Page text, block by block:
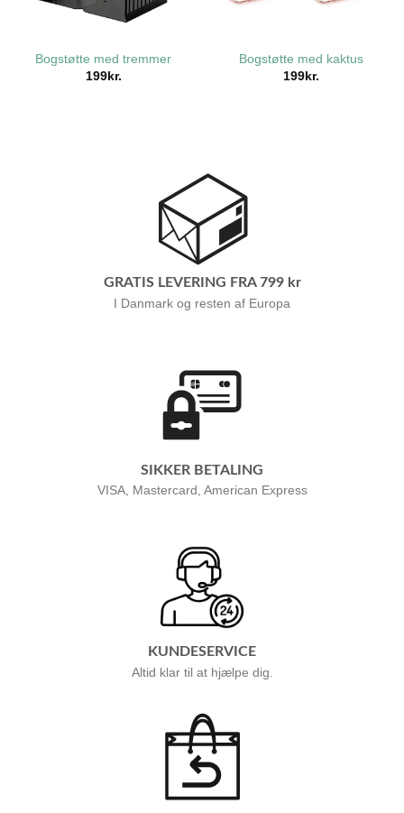
Bogstøtte med tremmer
199kr.
Bogstøtte med kaktus
199kr.
GRATIS LEVERING FRA 799 kr
I Danmark og resten af Europa
SIKKER BETALING
VISA, Mastercard, American Express
KUNDESERVICE
Altid klar til at hjælpe dig.